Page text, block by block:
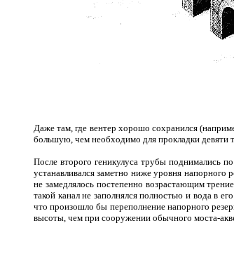
Даже там, где вентер хорошо сохранился
большую, чем необходимо для прокладки
После второго геникулуса трубы поднимались
устанавливался заметно ниже уровня напорного
не замедлялось постепенно возрастающим
такой канал не заполнялся полностью и вода в
что произошло бы переполнение напорного
высоты, чем при сооружении обычного моста-